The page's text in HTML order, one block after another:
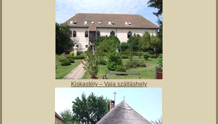
Kiskastély – Vaja szálláshely